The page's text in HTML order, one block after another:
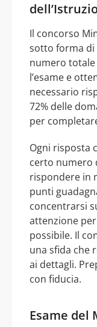
Il concorso
sotto forma di
numero totale
l’esame e
necessario
72% delle
per
Ogni risposta
certo numero
rispondere in
punti
concentrarsi
attenzione
possibile. Il
una sfida che
ai dettagli.
con fiducia.
Esame del